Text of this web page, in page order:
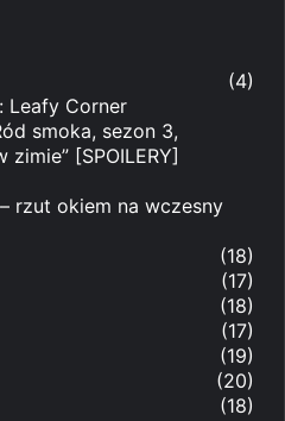
(4)
Leafy Corner
smoka, sezon 3,
zimie” [SPOILERY]
rzut okiem na wczesny
(18)
(17)
(18)
(17)
(19)
(20)
(18)